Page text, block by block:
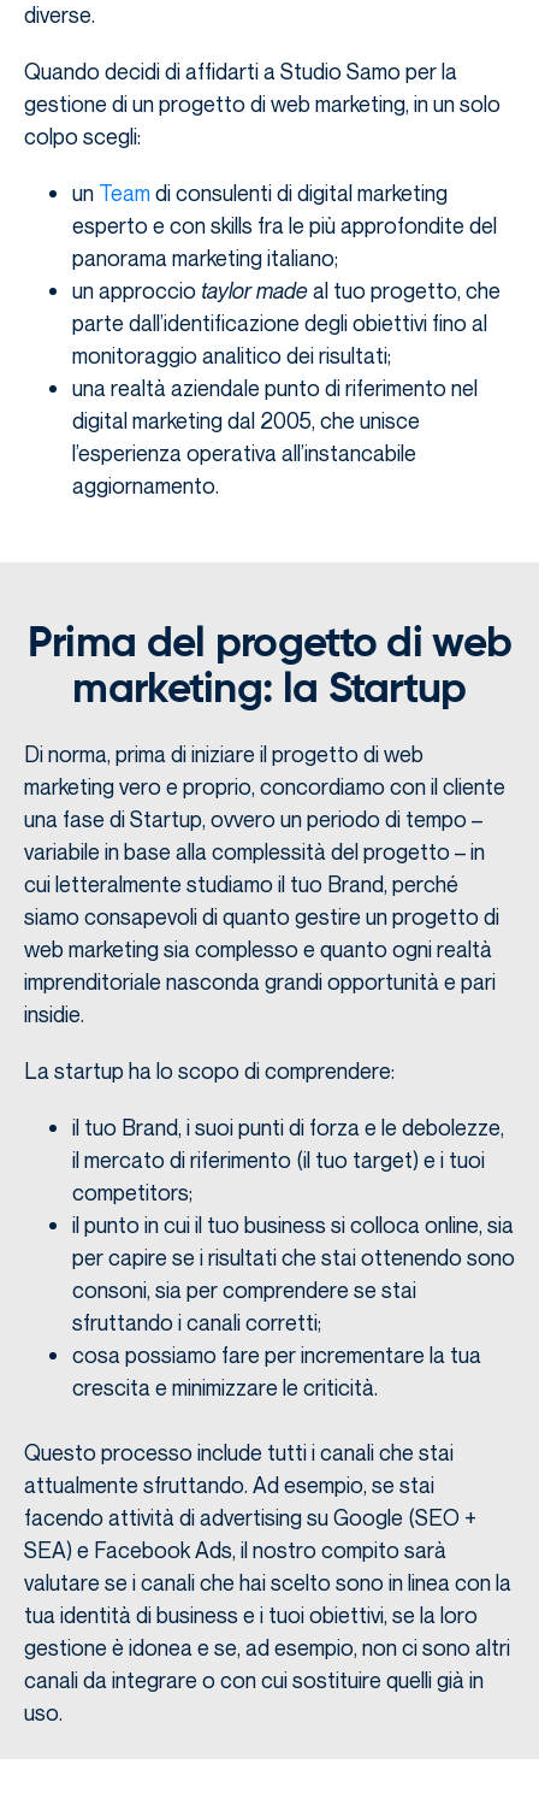
diverse.
Quando decidi di affidarti a Studio Samo per la
gestione di un progetto di web marketing, in un solo
colpo scegli:
un Teamdi consulenti di digital marketing
esperto e con skills fra le più approfondite del
panorama marketing italiano;
un approccio taylor madeal tuo progetto, che
parte dall’identificazione degli obiettivi fino al
monitoraggio analitico dei risultati;
una realtà aziendale punto di riferimento nel
digital marketing dal 2005, che unisce
l’esperienza operativa all’instancabile
aggiornamento.
Prima del progetto di web
marketing: la Startup
Di norma, prima di iniziare il progetto di web
marketing vero e proprio, concordiamo con il cliente
una fase di Startup, ovvero un periodo di tempo –
variabile in base alla complessità del progetto – in
cui letteralmente studiamo il tuo Brand, perché
siamo consapevoli di quanto gestire un progetto di
web marketing sia complesso e quanto ogni realtà
imprenditoriale nasconda grandi opportunità e pari
insidie.
La startup ha lo scopo di comprendere:
il tuo Brand, i suoi punti di forza e le debolezze,
il mercato di riferimento (il tuo target) e i tuoi
competitors;
il punto in cui il tuo business si colloca online, sia
per capire se i risultati che stai ottenendo sono
consoni, sia per comprendere se stai
sfruttando i canali corretti;
cosa possiamo fare per incrementare la tua
crescita e minimizzare le criticità.
Questo processo include tutti i canali che stai
attualmente sfruttando. Ad esempio, se stai
facendo attività di advertising su Google (SEO +
SEA) e Facebook Ads, il nostro compito sarà
valutare se i canali che hai scelto sono in linea con la
tua identità di business e i tuoi obiettivi, se la loro
gestione è idonea e se, ad esempio, non ci sono altri
canali da integrare o con cui sostituire quelli già in
uso.